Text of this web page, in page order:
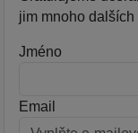
jim mnoho
Jméno
Email